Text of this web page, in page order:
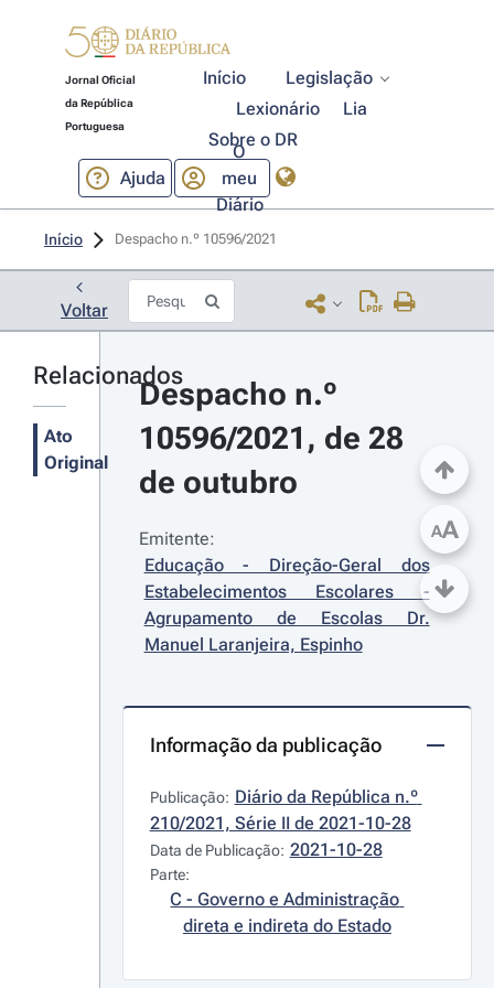
Jornal Oficial
da República
Portuguesa
Início
Legislação
Lexionário
Lia
Sobre o DR
Ajuda
O
meu
Diário
Início Despacho n.º 10596/2021
Voltar
Relacionados
Ato
Original
Despacho n.º
10596/2021, de 28
de outubro
Emitente:
Educação - Direção-Geral dos
Estabelecimentos Escolares -
Agrupamento de Escolas Dr.
Manuel Laranjeira, Espinho
Informação da publicação
Publicação: Diário da República n.º
210/2021, Série II de 2021-10-28
Data de Publicação: 2021-10-28
Parte:
C - Governo e Administração
direta e indireta do Estado
AA